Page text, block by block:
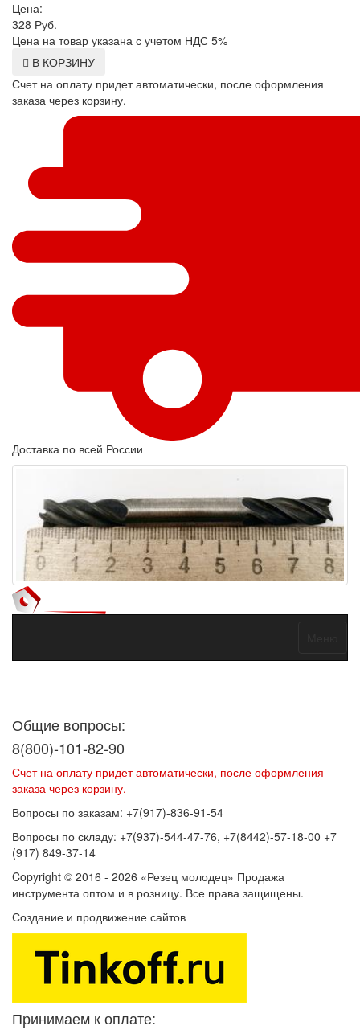
Цена:
328 Руб.
Цена на товар указана с учетом НДС 5%
В КОРЗИНУ
Счет на оплату придет автоматически, после оформления
заказа через корзину.
Доставка по всей России
Общие вопросы:
8(800)-101-82-90
Счет на оплату придет автоматически, после оформления
заказа через корзину.
Вопросы по заказам: +7(917)-836-91-54
Вопросы по складу: +7(937)-544-47-76, +7(8442)-57-18-00 +7
(917) 849-37-14
Copyright © 2016 - 2026 «Резец молодец» Продажа
инструмента оптом и в розницу. Все права защищены.
Создание и продвижение сайтов
Принимаем к оплате: